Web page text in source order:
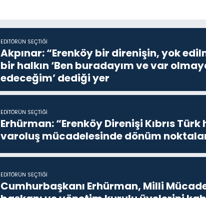
EDITÖRÜN SEÇTIĞI
Akpınar: “Erenköy bir direnişin, yok
bir halkın ‘Ben buradayım ve var
edeceğim’ dediği yer
EDITÖRÜN SEÇTIĞI
Erhürman: “Erenköy Direnişi Kıbrıs Türk
varoluş mücadelesinde dönüm
EDITÖRÜN SEÇTIĞI
Cumhurbaşkanı Erhürman, Milli